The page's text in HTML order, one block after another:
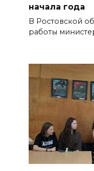
начала года
В Ростовской
работы